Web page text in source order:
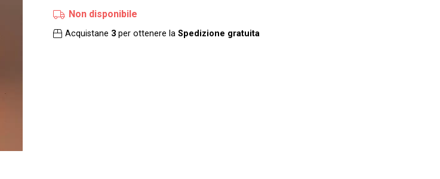
Non disponibile
Acquistane 3per ottenere la Spedizione gratuita